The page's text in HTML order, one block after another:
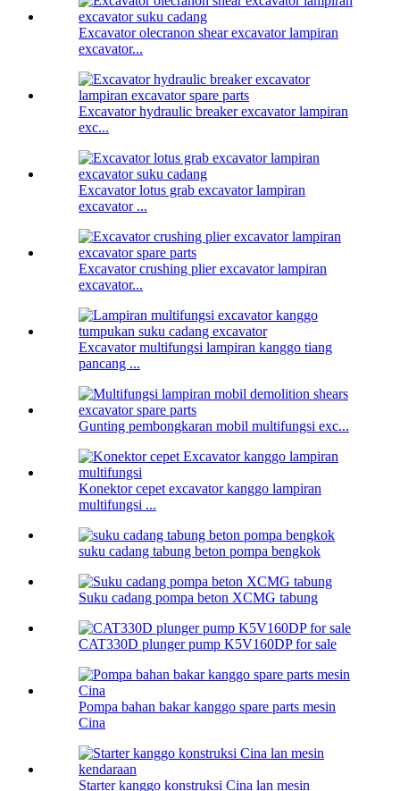
Excavator olecranon shear excavator lampiran
excavator...
Excavator hydraulic breaker excavator lampiran
exc...
Excavator lotus grab excavator lampiran
excavator ...
Excavator crushing plier excavator lampiran
excavator...
Excavator multifungsi lampiran kanggo tiang
pancang ...
Gunting pembongkaran mobil multifungsi exc...
Konektor cepet excavator kanggo lampiran
multifungsi ...
suku cadang tabung beton pompa bengkok
Suku cadang pompa beton XCMG tabung
CAT330D plunger pump K5V160DP for sale
Pompa bahan bakar kanggo spare parts mesin
Cina
Starter kanggo konstruksi Cina lan mesin